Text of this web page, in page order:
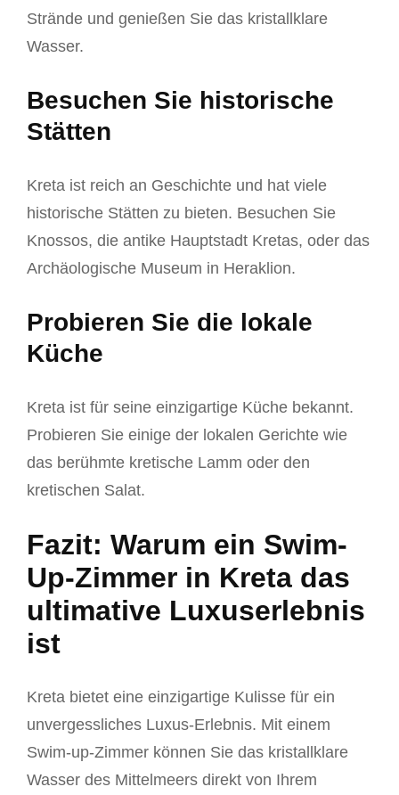
Strände und genießen Sie das kristallklare
Wasser.
Besuchen Sie historische
Stätten
Kreta ist reich an Geschichte und hat viele
historische Stätten zu bieten. Besuchen Sie
Knossos, die antike Hauptstadt Kretas, oder das
Archäologische Museum in Heraklion.
Probieren Sie die lokale
Küche
Kreta ist für seine einzigartige Küche bekannt.
Probieren Sie einige der lokalen Gerichte wie
das berühmte kretische Lamm oder den
kretischen Salat.
Fazit: Warum ein Swim-
Up-Zimmer in Kreta das
ultimative Luxuserlebnis
ist
Kreta bietet eine einzigartige Kulisse für ein
unvergessliches Luxus-Erlebnis. Mit einem
Swim-up-Zimmer können Sie das kristallklare
Wasser des Mittelmeers direkt von Ihrem